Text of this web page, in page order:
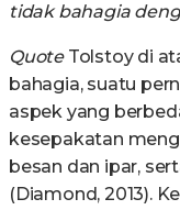
tidak bahagia
QuoteTolstoy di
bahagia, suatu
aspek yang
kesepakatan
besan dan ipar,
(Diamond, 2013).